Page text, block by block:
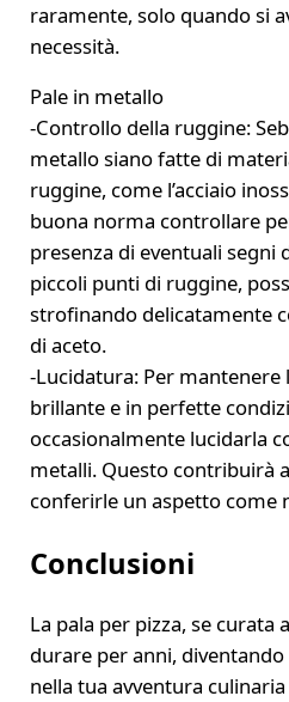
raramente, solo quando si
necessità.
Pale in metallo
-Controllo della ruggine:
metallo siano fatte di
ruggine, come l’acciaio
buona norma controllare
presenza di eventuali segni
piccoli punti di ruggine,
strofinando delicatamente
di aceto.
-Lucidatura: Per mantenere
brillante e in perfette
occasionalmente lucidarla
metalli. Questo contribuirà
conferirle un aspetto come
Conclusioni
La pala per pizza, se curata
durare per anni,
nella tua avventura